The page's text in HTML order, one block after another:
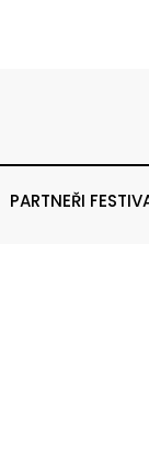
PARTNEŘI